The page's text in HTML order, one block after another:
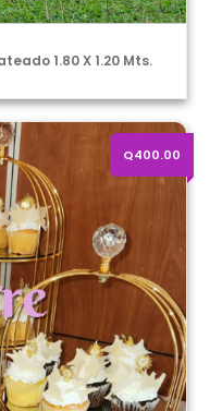
1.80 X 1.20 Mts.
jaula
Q400.00